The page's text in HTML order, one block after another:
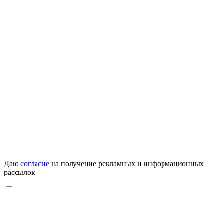
Даю согласие на получение рекламных и информационных
рассылок